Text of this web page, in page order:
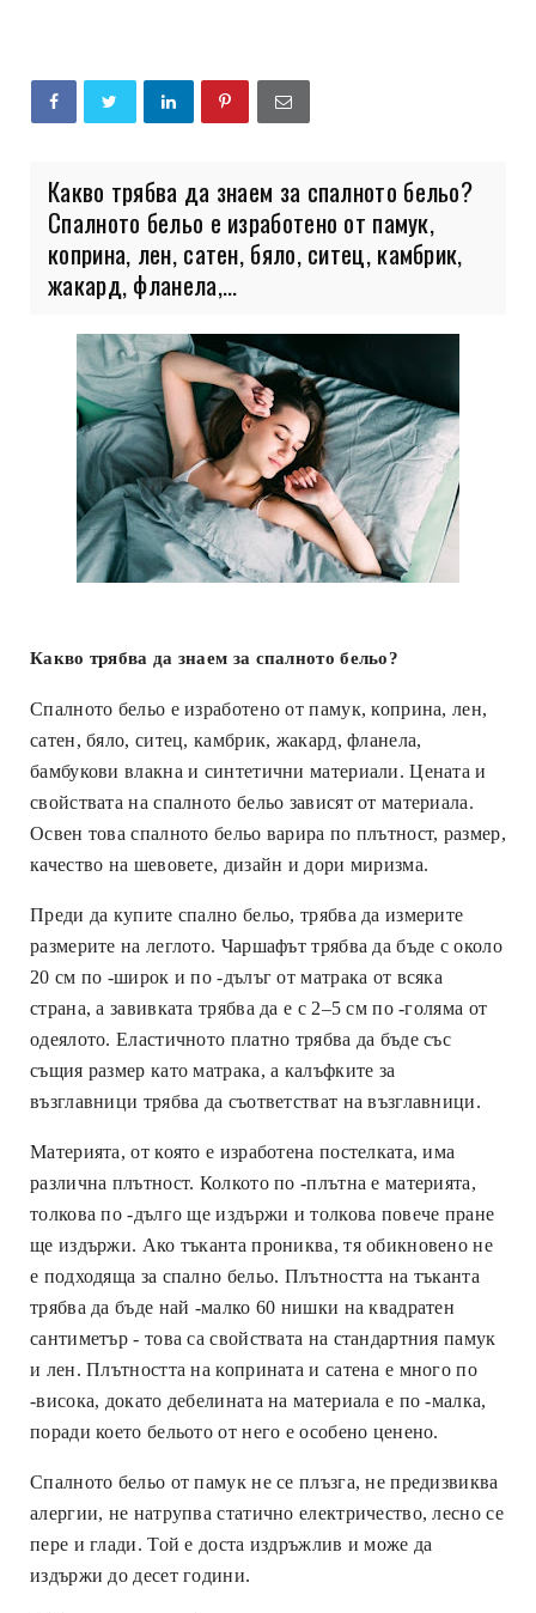
Какво трябва да знаем за спалното бельо?
Спалното бельо е изработено от памук,
коприна, лен, сатен, бяло, ситец, камбрик,
жакард, фланела,...
Какво трябва да знаем за спалното бельо?
Спалното бельо е изработено от памук, коприна, лен,
сатен, бяло, ситец, камбрик, жакард, фланела,
бамбукови влакна и синтетични материали. Цената и
свойствата на спалното бельо зависят от материала.
Освен това спалното бельо варира по плътност, размер,
качество на шевовете, дизайн и дори миризма.
Преди да купите спално бельо, трябва да измерите
размерите на леглото. Чаршафът трябва да бъде с около
20 см по -широк и по -дълъг от матрака от всяка
страна, а завивката трябва да е с 2–5 см по -голяма от
одеялото. Еластичното платно трябва да бъде със
същия размер като матрака, а калъфките за
възглавници трябва да съответстват на възглавници.
Материята, от която е изработена постелката, има
различна плътност. Колкото по -плътна е материята,
толкова по -дълго ще издържи и толкова повече пране
ще издържи. Ако тъканта прониква, тя обикновено не
е подходяща за спално бельо. Плътността на тъканта
трябва да бъде най -малко 60 нишки на квадратен
сантиметър - това са свойствата на стандартния памук
и лен. Плътността на коприната и сатена е много по
-висока, докато дебелината на материала е по -малка,
поради което бельото от него е особено ценено.
Спалното бельо от памук не се плъзга, не предизвиква
алергии, не натрупва статично електричество, лесно се
пере и глади. Той е доста издръжлив и може да
издържи до десет години.